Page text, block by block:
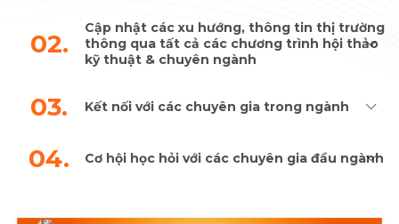
02.
Cập nhật các xu hướng, thông tin thị trường
thông qua tất cả các chương trình hội thảo
kỹ thuật & chuyên ngành
03. Kết nối với các chuyên gia trong ngành
04. Cơ hội học hỏi với các chuyên gia đầu ngành